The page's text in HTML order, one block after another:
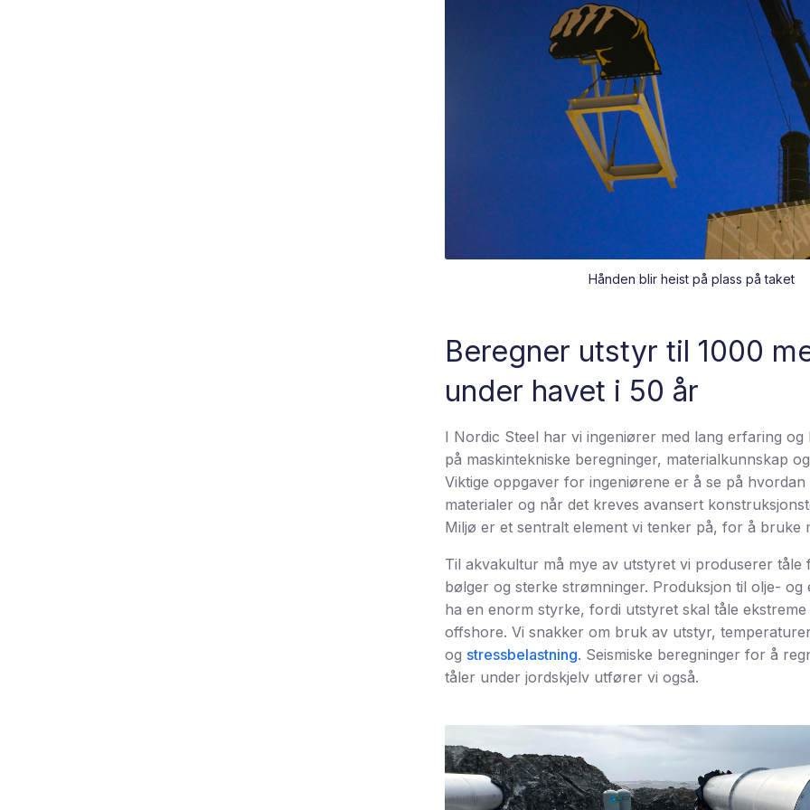
Hånden blir heist på plass på taket
Beregner utstyr til 1000
under havet i 50 år
I Nordic Steel har vi ingeniører med lang erfaring og
på maskintekniske beregninger, materialkunnskap
Viktige oppgaver for ingeniørene er å se på
materialer og når det kreves avansert
Miljø er et sentralt element vi tenker på, for å bruke
Til akvakultur må mye av utstyret vi produserer tåle
bølger og sterke strømninger. Produksjon til olje- og
ha en enorm styrke, fordi utstyret skal tåle
offshore. Vi snakker om bruk av utstyr,
og stressbelastning. Seismiske beregninger for å
tåler under jordskjelv utfører vi også.